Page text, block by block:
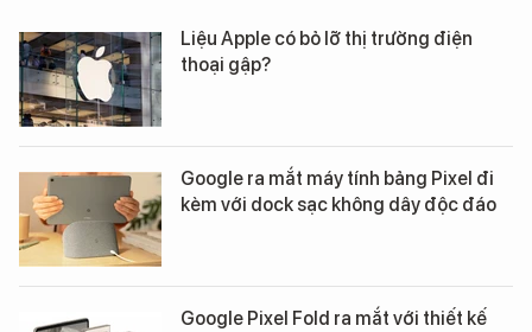
Liệu Apple có bỏ lỡ thị trường điện
thoại gập?
Google ra mắt máy tính bảng Pixel đi
kèm với dock sạc không dây độc đáo
Google Pixel Fold ra mắt với thiết kế